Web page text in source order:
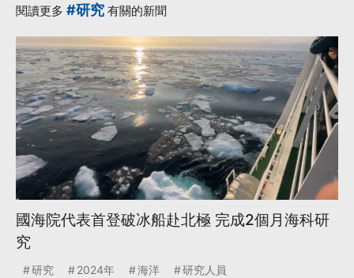
閱讀更多 #研究 有關的新聞
國海院代表首登破冰船赴北極 完成2個月海科研
究
研究 2024年 海洋 研究人員